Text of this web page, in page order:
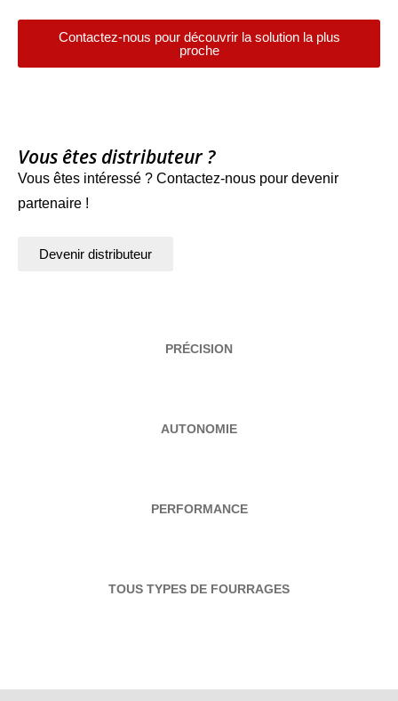
Contactez-nous pour découvrir la solution la plus
proche
Vous êtes distributeur ?
Vous êtes intéressé ? Contactez-nous pour devenir
partenaire !
Devenir distributeur
PRÉCISION
AUTONOMIE
PERFORMANCE
TOUS TYPES DE FOURRAGES